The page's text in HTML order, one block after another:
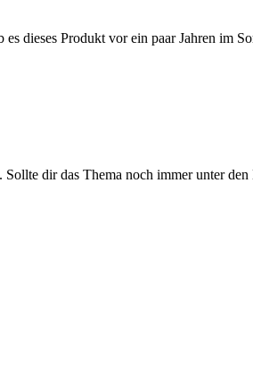
dieses Produkt vor ein paar Jahren im
dir das Thema noch immer unter